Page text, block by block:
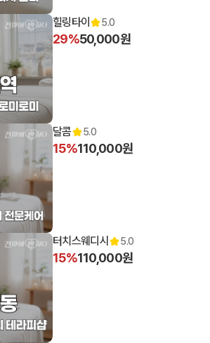
힐링타이 5.0
29%50,000원
달콤 5.0
15%110,000원
터치스웨디시 5.0
15%110,000원